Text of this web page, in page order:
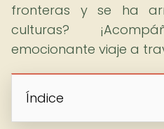
fronteras y se ha
culturas?
emocionante viaje a
Índice